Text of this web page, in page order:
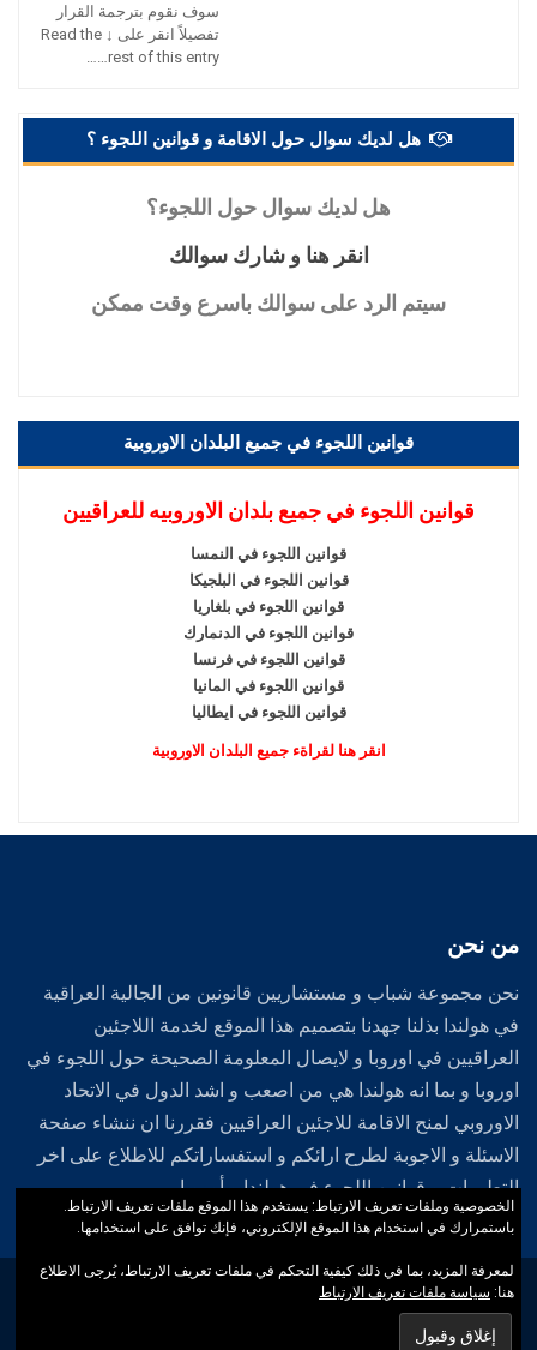
سوف نقوم بترجمة القرار
تفصيلاً انقر على ↓ Read the
rest of this entry……
هل لديك سوال حول الاقامة و قوانين اللجوء ؟
هل لديك سوال حول اللجوء؟
انقر هنا و شارك سوالك
سيتم الرد على سوالك باسرع وقت ممكن
قوانين اللجوء في جميع البلدان الاوروبية
قوانين اللجوء في جميع بلدان الاوروبيه للعراقيين
قوانين اللجوء في النمسا
قوانين اللجوء في البلجيكا
قوانين اللجوء في بلغاريا
قوانين اللجوء في الدنمارك
قوانين اللجوء في فرنسا
قوانين اللجوء في المانيا
قوانين اللجوء في ايطاليا
انقر هنا لقراةء جميع البلدان الاوروبية
من نحن
نحن مجموعة شباب و مستشاريين قانونين من الجالية العراقية
في هولندا بذلنا جهدنا بتصميم هذا الموقع لخدمة اللاجئين
العراقيين في اوروبا و لايصال المعلومة الصحيحة حول اللجوء في
اوروبا و بما انه هولندا هي من اصعب و اشد الدول في الاتحاد
الاوروبي لمنح الاقامة للاجئين العراقيين فقررنا ان ننشاء صفحة
الاسئلة و الاجوبة لطرح ارائكم و استفساراتكم للاطلاع على اخر
التطورات و قوانين اللجوء في هولندا و أوروبا .
جميع حقوق النشر محفوظة لدي الموقع الرسمي لشبكة اللاجئين العراقيين
الخصوصية وملفات تعريف الارتباط: يستخدم هذا الموقع ملفات تعريف الارتباط.
باستمرارك في استخدام هذا الموقع الإلكتروني، فإنك توافق على استخدامها.
لمعرفة المزيد، بما في ذلك كيفية التحكم في ملفات تعريف الارتباط، يُرجى الاطلاع
هنا: سياسة ملفات تعريف الارتباط